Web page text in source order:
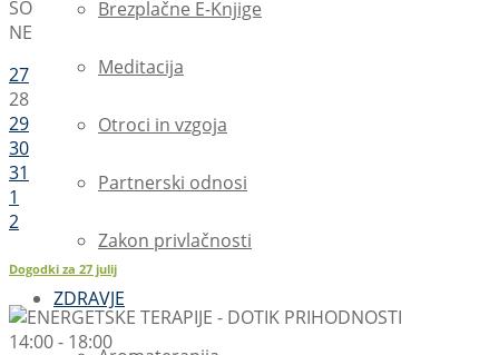
Brezplačne E-Knjige
Meditacija
Otroci in vzgoja
Partnerski odnosi
Zakon privlačnosti
ZDRAVJE
SO
NE
27
28
29
30
31
1
2
Dogodki za 27 julij
14:00 - 18:00